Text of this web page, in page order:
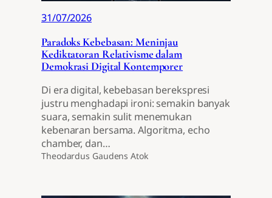
31/07/2026
Paradoks Kebebasan: Meninjau
Kediktatoran Relativisme dalam
Demokrasi Digital Kontemporer
Di era digital, kebebasan berekspresi
justru menghadapi ironi: semakin banyak
suara, semakin sulit menemukan
kebenaran bersama. Algoritma, echo
chamber, dan…
Theodardus Gaudens Atok